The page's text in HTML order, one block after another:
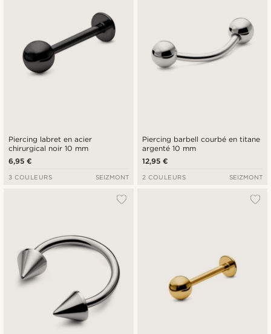
Piercing labret en acier
chirurgical noir 10 mm
6,95 €
3 COULEURS SEIZMONT
Piercing barbell courbé en titane
argenté 10 mm
12,95 €
2 COULEURS SEIZMONT